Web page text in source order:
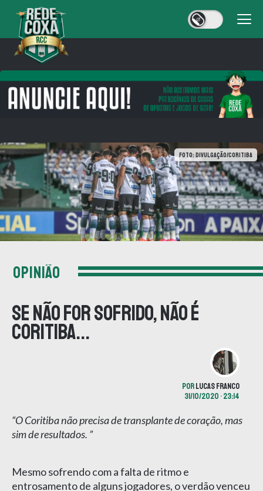
Foto: Divulgação/Coritiba
OPINIÃO
Se não for sofrido, não é
Coritiba...
PORLUCAS FRANCO
31/10/2020 • 23:14
“O Coritiba não precisa de transplante de coração, mas
sim de resultados. ”
Mesmo sofrendo com a falta de ritmo e
entrosamento de alguns jogadores, o verdão venceu